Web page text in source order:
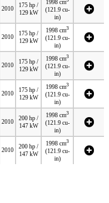
2010
175 hp /
129 kW
1998 cm
(121.9 cu-
in)
2010
175 hp /
129 kW
1998 cm3
(121.9 cu-
in)
2010
175 hp /
129 kW
1998 cm3
(121.9 cu-
in)
2010
175 hp /
129 kW
1998 cm3
(121.9 cu-
in)
2010
200 hp /
147 kW
1998 cm3
(121.9 cu-
in)
2010
200 hp /
147 kW
1998 cm3
(121.9 cu-
in)